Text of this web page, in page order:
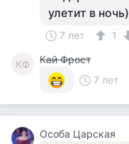
улетит в ночь)
7 лет 1
КФ
Кай Фрост
7 лет
Особа Царская